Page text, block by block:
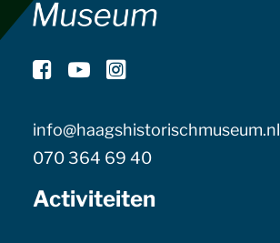
info@haagshistorischmuseum.nl
070 364 69 40
Activiteiten